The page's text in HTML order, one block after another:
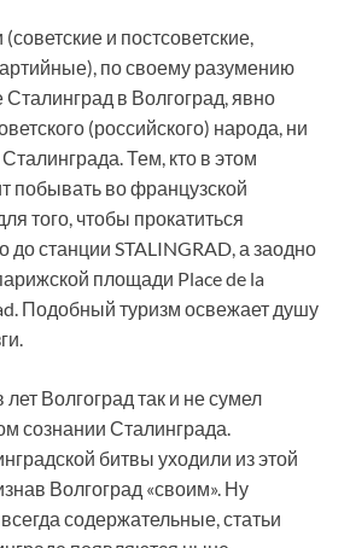
и постсоветские,
по своему разумению
в Волгоград, явно
(российского) народа, ни
Тем, кто в этом
побывать во французской
того, чтобы прокатиться
до станции STALINGRAD, а заодно
площади Place de la
Подобный туризм освежает душу
Волгоград так и не сумел
сознании Сталинграда.
битвы уходили из этой
Волгоград «своим». Ну
содержательные, статьи